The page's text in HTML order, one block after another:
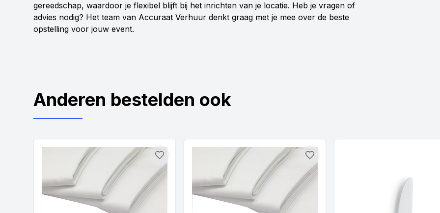
gereedschap, waardoor je flexibel blijft bij het inrichten van je locatie. Heb je vragen of
advies nodig? Het team van Accuraat Verhuur denkt graag met je mee over de beste
opstelling voor jouw event.
Anderen bestelden ook
Toevoegen Toevoegen